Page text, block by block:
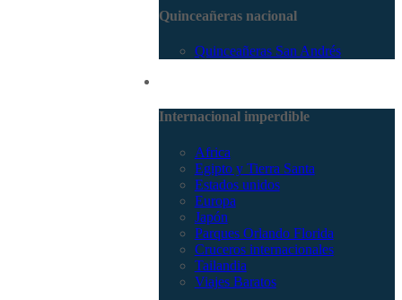
Quinceañeras nacional
Quinceañeras San Andrés
Internacional imperdible
Africa
Egipto y Tierra Santa
Estados unidos
Europa
Japón
Parques Orlando Florida
Cruceros internacionales
Tailandia
Viajes Baratos